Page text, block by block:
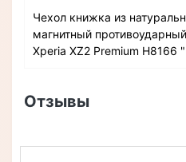
Чехол книжка из
магнитный
Xperia XZ2 Premium H8166
Отзывы